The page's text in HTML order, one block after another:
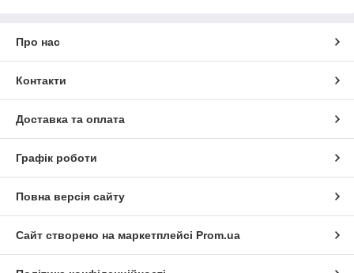
Про нас
Контакти
Доставка та оплата
Графік роботи
Повна версія сайту
Сайт створено на маркетплейсі Prom.ua